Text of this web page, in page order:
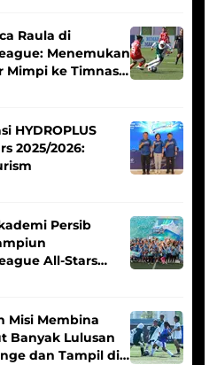
Raula di
Menemukan
Mimpi ke Timnas
HYDROPLUS
2025/2026:
Persib
All-Stars
Misi Membina
Banyak Lulusan
dan Tampil di